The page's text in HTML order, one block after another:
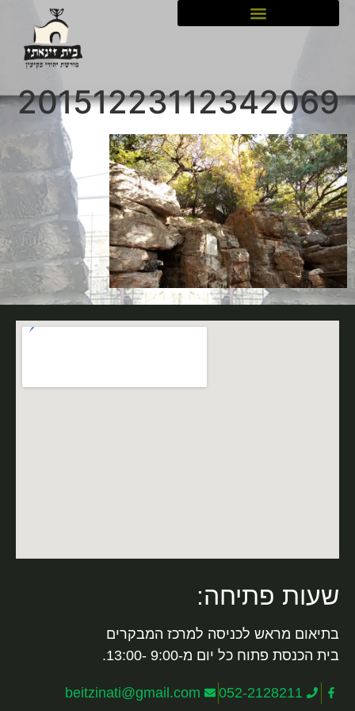
20151223112342069
שעות פתיחה:
בתיאום מראש לכניסה למרכז המבקרים
בית הכנסת פתוח כל יום מ-9:00 -13:00.
052-2128211
beitzinati@gmail.com